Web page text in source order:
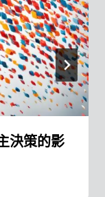
決策的影